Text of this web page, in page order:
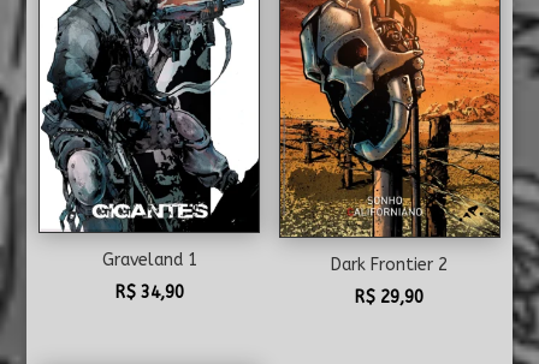
Graveland 1
R$34,90
Dark Frontier 2
R$ 29,90